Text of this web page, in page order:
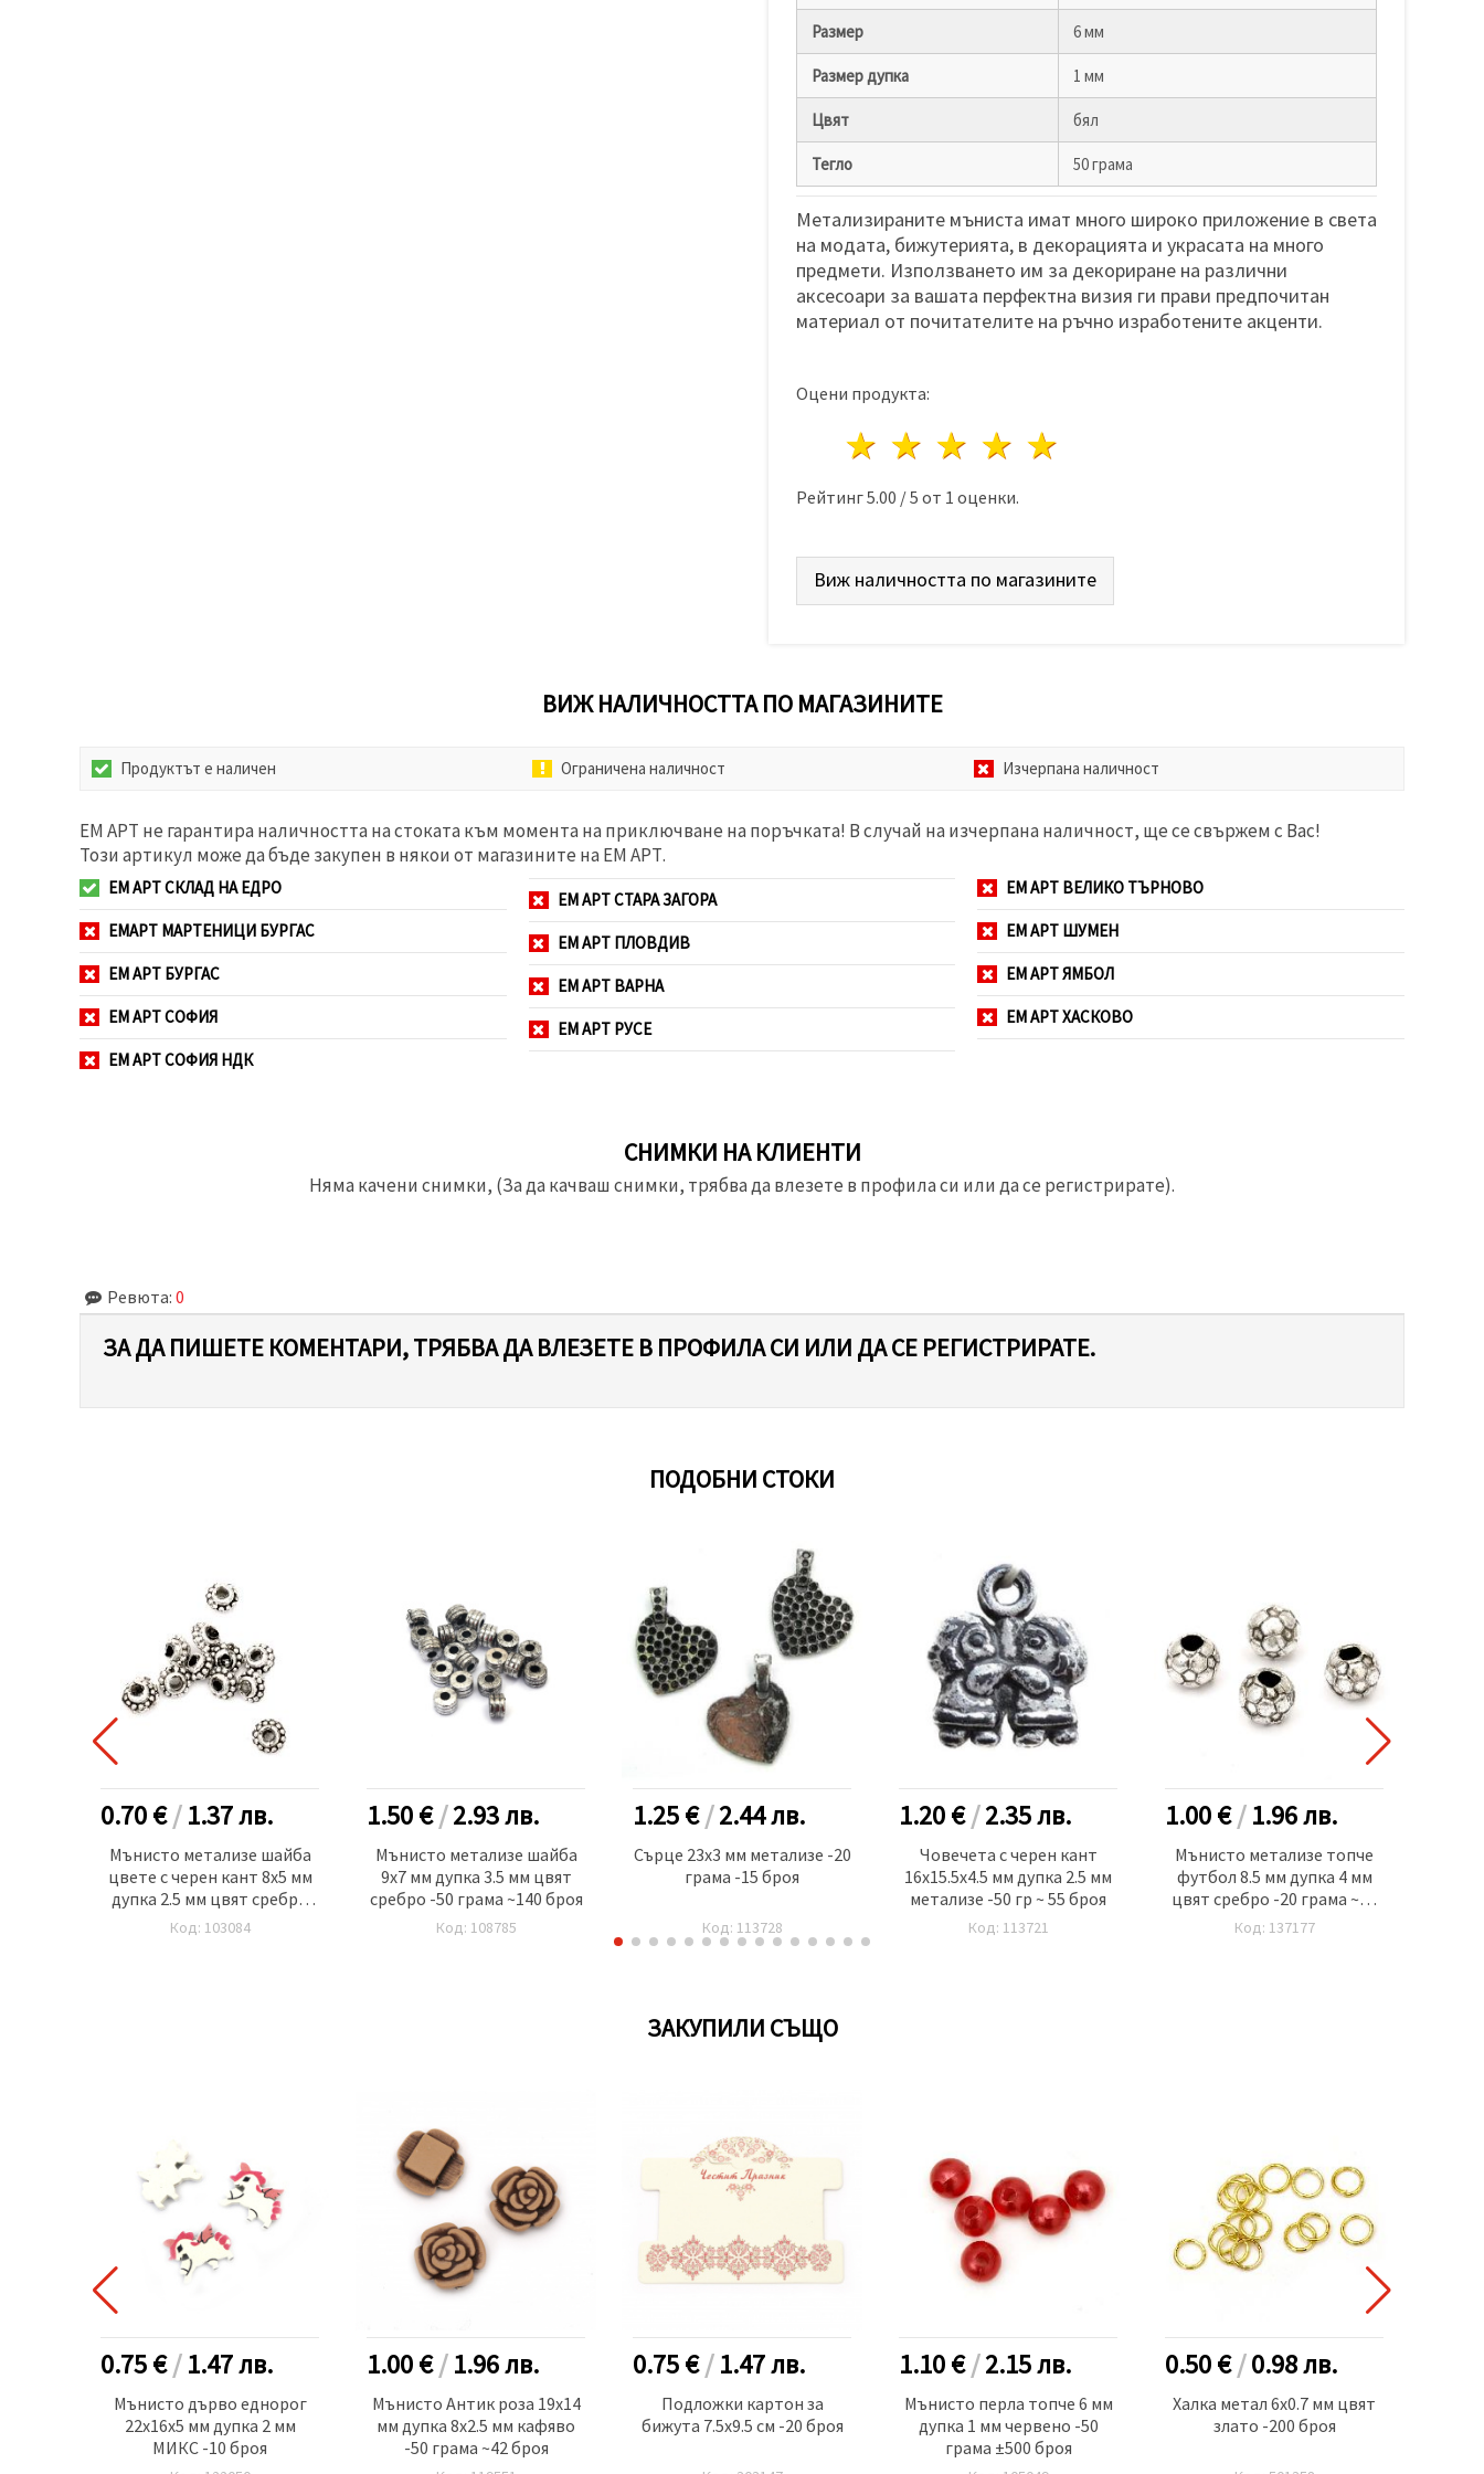
Размер 6 мм
Размер дупка 1 мм
Цвят бял
Тегло 50 грама
Метализираните мъниста имат много широко приложение в света
на модата, бижутерията, в декорацията и украсата на много
предмети. Използването им за декориране на различни
аксесоари за вашата перфектна визия ги прави предпочитан
материал от почитателите на ръчно изработените акценти.
Оцени продукта:
4 звезди
3 звезди
2 звезди
1 звезда
Рейтинг5.00 /5 от 1 оценки.
Виж наличността по магазините
ВИЖ НАЛИЧНОСТТА ПО МАГАЗИНИТЕ
Продуктът е наличен Ограничена наличност Изчерпана наличност
ЕМ АРТ не гарантира наличността на стоката към момента на приключване на поръчката! В случай на изчерпана наличност, ще се свържем с Вас!
Този артикул може да бъде закупен в някои от магазините на ЕМ АРТ.
ЕМ АРТ СКЛАД НА ЕДРО
ЕМАРТ МАРТЕНИЦИ БУРГАС
ЕМ АРТ БУРГАС
ЕМ АРТ СОФИЯ
ЕМ АРТ СОФИЯ НДК
ЕМ АРТ СТАРА ЗАГОРА
ЕМ АРТ ПЛОВДИВ
ЕМ АРТ ВАРНА
ЕМ АРТ РУСЕ
ЕМ АРТ ВЕЛИКО ТЪРНОВО
ЕМ АРТ ШУМЕН
ЕМ АРТ ЯМБОЛ
ЕМ АРТ ХАСКОВО
СНИМКИ НА КЛИЕНТИ
Няма качени снимки, (За да качваш снимки, трябва да влезете в профила си или да се регистрирате).
Ревюта: 0
ЗА ДА ПИШЕТЕ КОМЕНТАРИ, ТРЯБВА ДА ВЛЕЗЕТЕ В ПРОФИЛА СИ ИЛИ ДА СЕ РЕГИСТРИРАТЕ.
ПОДОБНИ СТОКИ
0.70 €/1.37лв.
Мънисто метализе шайба
цвете с черен кант 8x5 мм
дупка 2.5 мм цвят сребро
-20 грама ~152 броя
Код: 103084
1.50 €/2.93лв.
Мънисто метализе шайба
9x7 мм дупка 3.5 мм цвят
сребро -50 грама ~140 броя
Код: 108785
1.25 €/2.44лв.
Сърце 23x3 мм метализе -20
грама -15 броя
Код: 113728
1.20 €/2.35лв.
Човечета с черен кант
16x15.5x4.5 мм дупка 2.5 мм
метализе -50 гр ~ 55 броя
Код: 113721
1.00 €/1.96лв.
Мънисто метализе топче
футбол 8.5 мм дупка 4 мм
цвят сребро -20 грама ~56
броя
Код: 137177
ЗАКУПИЛИ СЪЩО
0.75 €/1.47лв.
Мънисто дърво еднорог
22x16x5 мм дупка 2 мм
МИКС -10 броя
1.00 €/1.96лв.
Мънисто Антик роза 19x14
мм дупка 8x2.5 мм кафяво
-50 грама ~42 броя
0.75 €/1.47лв.
Подложки картон за
бижута 7.5x9.5 см -20 броя
1.10 €/2.15лв.
Мънисто перла топче 6 мм
дупка 1 мм червено -50
грама ±500 броя
0.50 €/0.98лв.
Халка метал 6x0.7 мм цвят
злато -200 броя